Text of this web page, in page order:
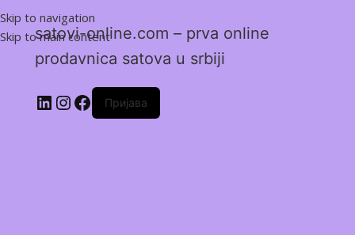
Skip to navigation
Skip to main content
satovi-online.com – prva online
prodavnica satova u srbiji
Пријава